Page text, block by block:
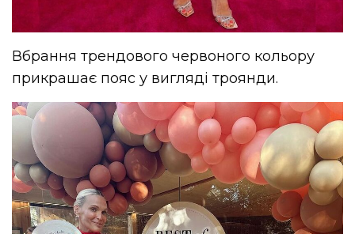
Вбрання трендового червоного кольору
прикрашає пояс у вигляді троянди.